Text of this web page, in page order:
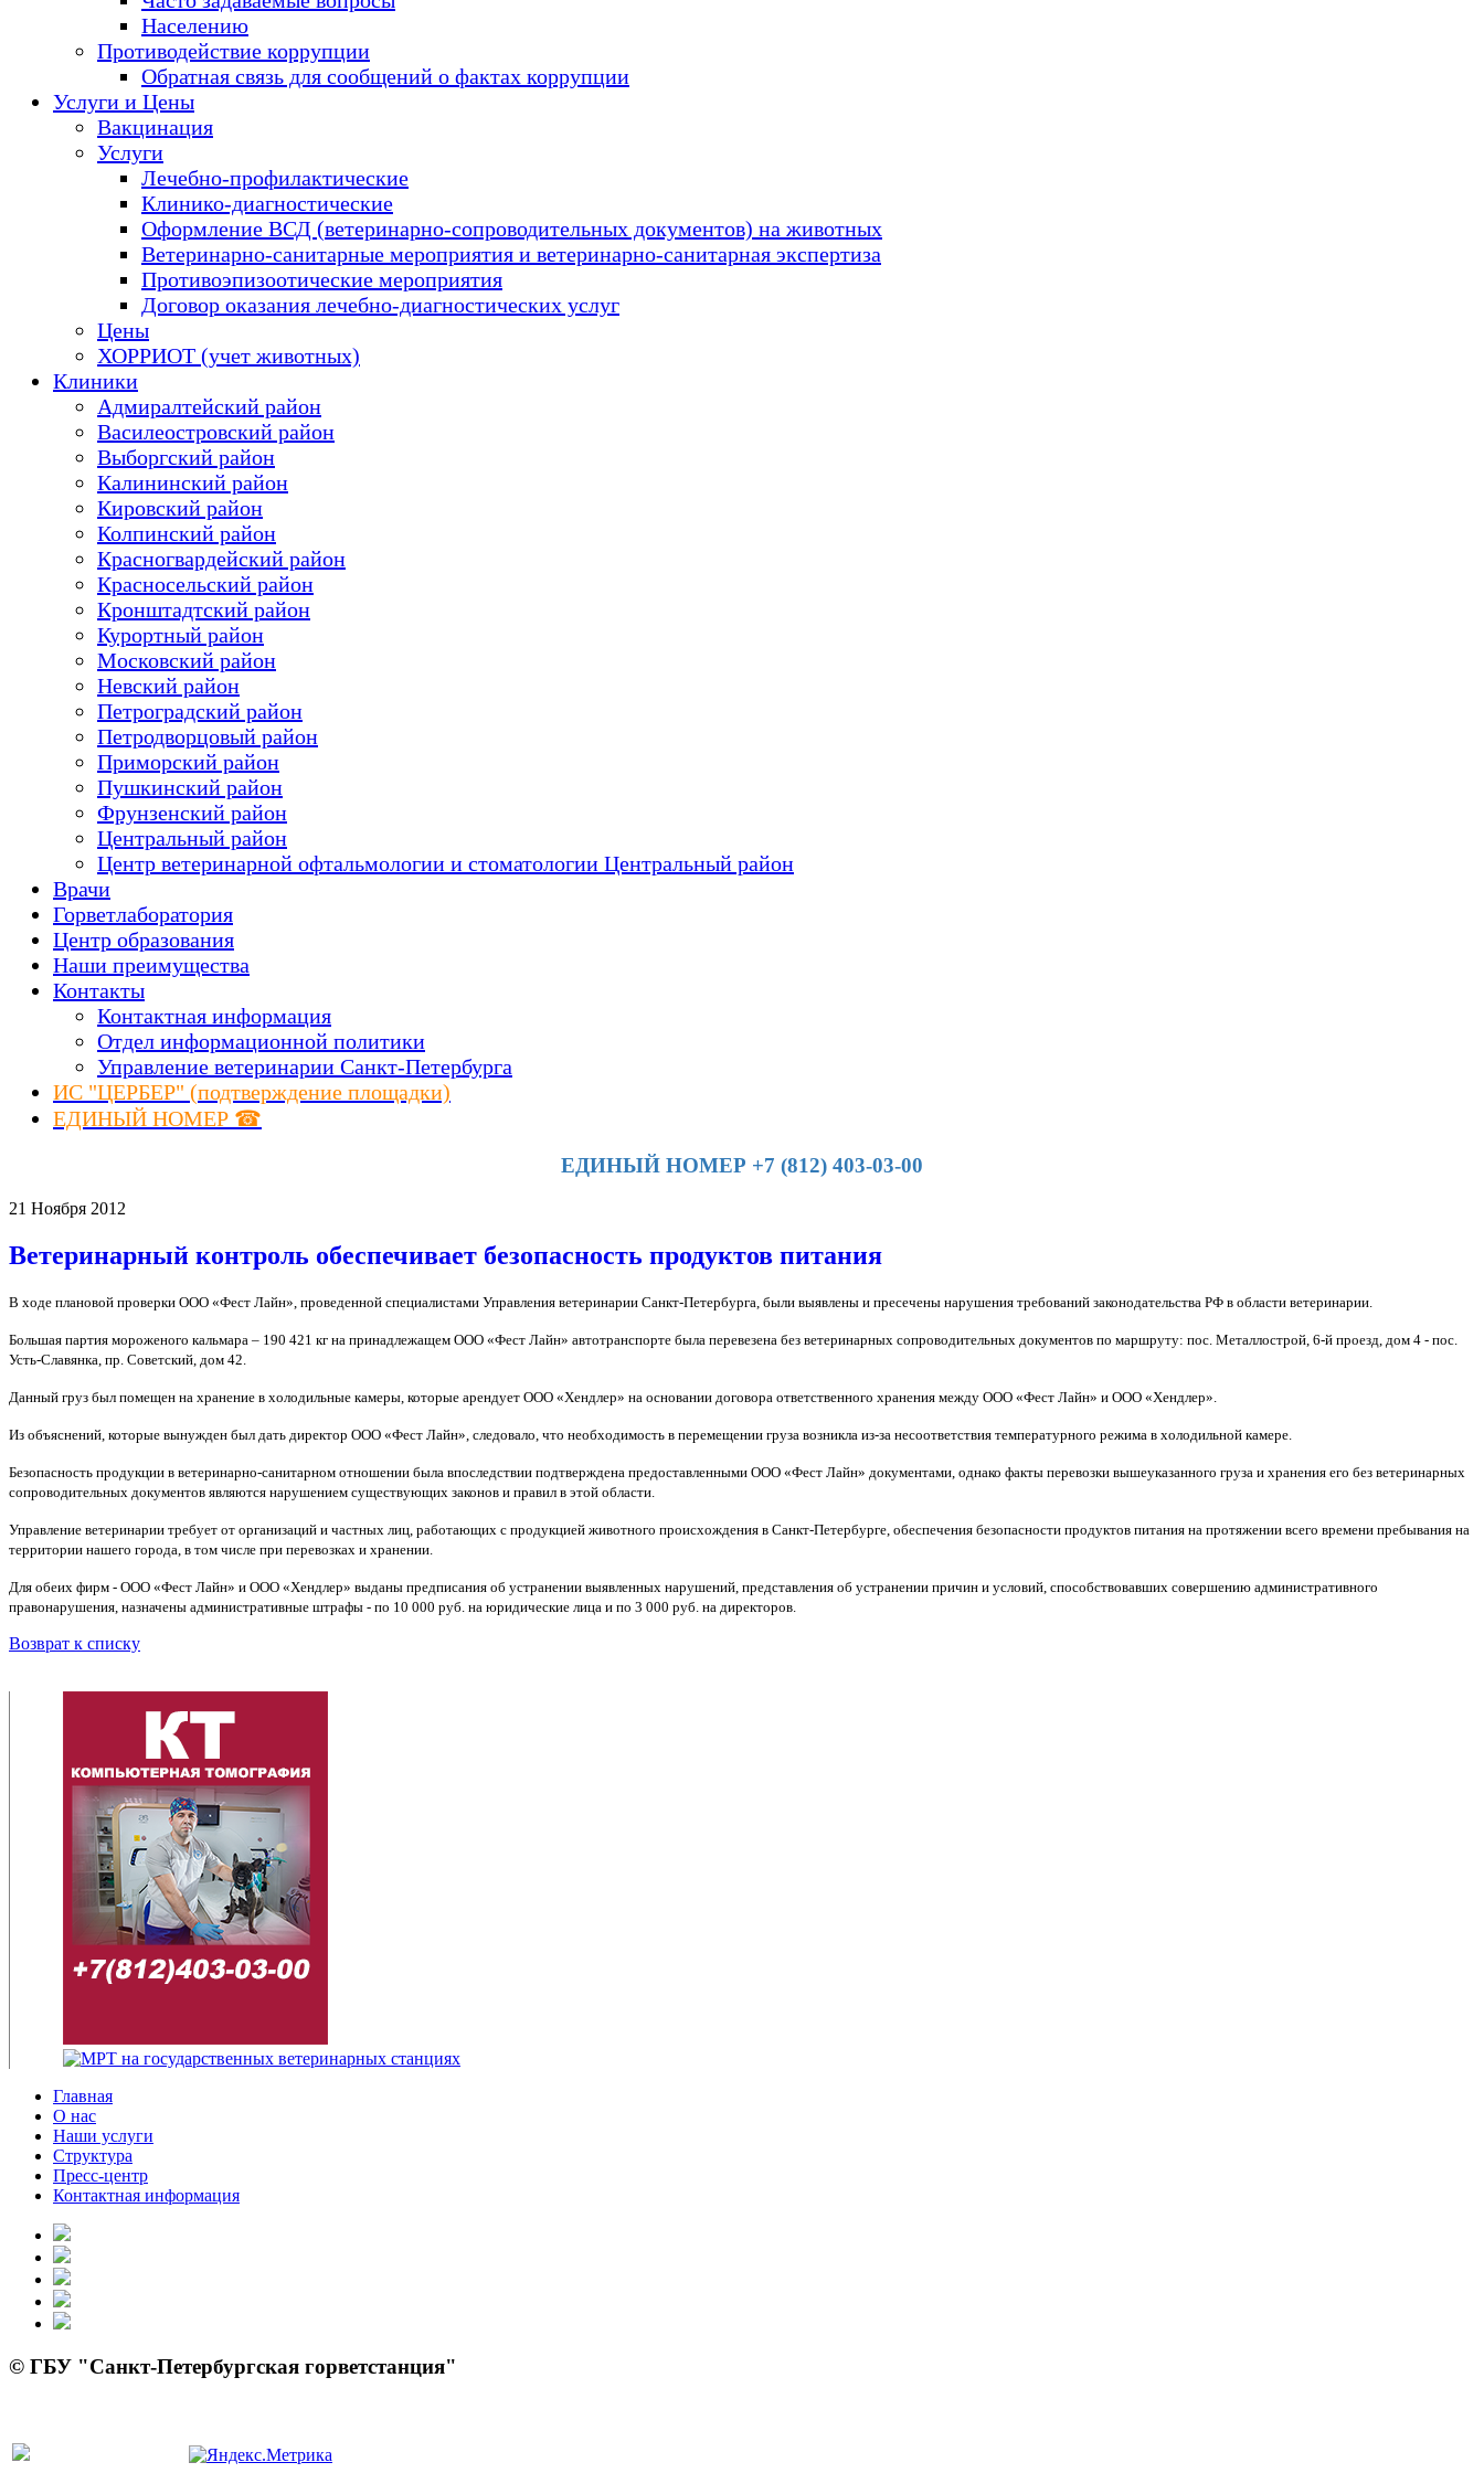
Населению
Противодействие коррупции
Обратная связь для сообщений о фактах коррупции
Услуги и Цены
Вакцинация
Услуги
Лечебно-профилактические
Клинико-диагностические
Оформление ВСД (ветеринарно-сопроводительных документов) на животных
Ветеринарно-санитарные мероприятия и ветеринарно-санитарная экспертиза
Противоэпизоотические мероприятия
Договор оказания лечебно-диагностических услуг
Цены
ХОРРИОТ (учет животных)
Клиники
Адмиралтейский район
Василеостровский район
Выборгский район
Калининский район
Кировский район
Колпинский район
Красногвардейский район
Красносельский район
Кронштадтский район
Курортный район
Московский район
Невский район
Петроградский район
Петродворцовый район
Приморский район
Пушкинский район
Фрунзенский район
Цeнтральный район
Центр ветеринарной офтальмологии и стоматологии Центральный район
Врачи
Горветлаборатория
Центр образования
Наши преимущества
Контакты
Контактная информация
Отдел информационной политики
Управление ветеринарии Санкт-Петербурга
ИС "ЦЕРБЕР" (подтверждение площадки)
ЕДИНЫЙ НОМЕР ☎
ЕДИНЫЙ НОМЕР +7 (812) 403-03-00
21 Ноября 2012
Ветеринарный контроль обеспечивает безопасность продуктов питания
В ходе плановой проверки ООО «Фест Лайн», проведенной специалистами Управления ветеринарии Санкт-Петербурга, были выявлены и пресечены нарушения требований законодательства РФ в области ветеринарии.
Большая партия мороженого кальмара – 190 421 кг на принадлежащем ООО «Фест Лайн» автотранспорте была перевезена без ветеринарных сопроводительных документов по маршруту: пос. Металлострой, 6-й проезд, дом 4 - пос.
Усть-Славянка, пр. Советский, дом 42.
Данный груз был помещен на хранение в холодильные камеры, которые арендует ООО «Хендлер» на основании договора ответственного хранения между ООО «Фест Лайн» и ООО «Хендлер».
Из объяснений, которые вынужден был дать директор ООО «Фест Лайн», следовало, что необходимость в перемещении груза возникла из-за несоответствия температурного режима в холодильной камере.
Безопасность продукции в ветеринарно-санитарном отношении была впоследствии подтверждена предоставленными ООО «Фест Лайн» документами, однако факты перевозки вышеуказанного груза и хранения его без ветеринарных
сопроводительных документов являются нарушением существующих законов и правил в этой области.
Управление ветеринарии требует от организаций и частных лиц, работающих с продукцией животного происхождения в Санкт-Петербурге, обеспечения безопасности продуктов питания на протяжении всего времени пребывания на
территории нашего города, в том числе при перевозках и хранении.
Для обеих фирм - ООО «Фест Лайн» и ООО «Хендлер» выданы предписания об устранении выявленных нарушений, представления об устранении причин и условий, способствовавших совершению административного
правонарушения, назначены административные штрафы - по 10 000 руб. на юридические лица и по 3 000 руб. на директоров.
Возврат к списку
Главная
О нас
Наши услуги
Структура
Пресс-центр
Контактная информация
© ГБУ "Санкт-Петербургская горветстанция"